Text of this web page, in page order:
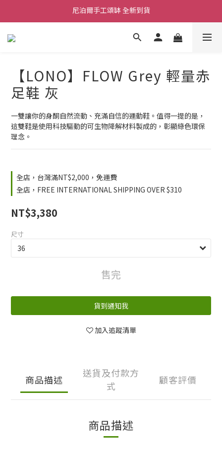
舒壓熱敷枕 全新到貨
舒壓熱敷枕 全新到貨
【LONO】FLOW Grey 輕量赤
足鞋 灰
一雙讓你的身酮自然流動、充滿自信的運動鞋。值得一提的是，
這雙鞋是使用科技驅動的可生物降解材料製成的，彰顯綠色環保
理念。
全店，台灣滿NT$2,000，免運費
全店，FREE INTERNATIONAL SHIPPING OVER $310
NT$3,380
尺寸
售完
貨到通知我
加入追蹤清單
商品描述
送貨及付款方
式
顧客評價
商品描述